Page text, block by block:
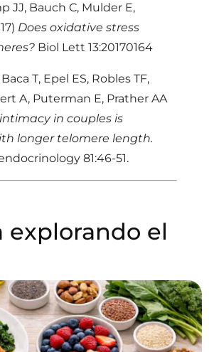
JJ, Bauch C, Mulder E,
Does oxidative stress
Biol Lett 13:20170164
T, Epel ES, Robles TF,
A, Puterman E, Prather AA
in couples is
longer telomere length.
81:46-51.
explorando el